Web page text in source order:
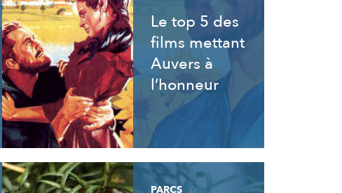
Le top 5 des
films mettant
Auvers à
l’honneur
PARCS